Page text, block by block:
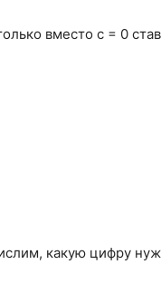
вместо с = 0
какую цифру